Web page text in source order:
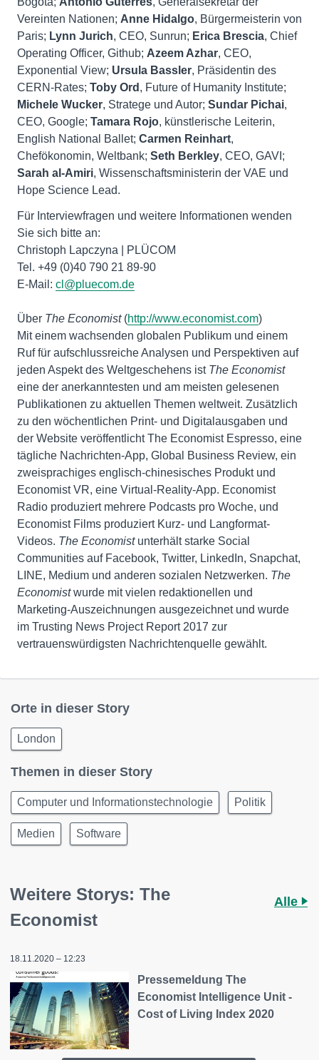
Vereinten Nationen; Anne Hidalgo, Bürgermeisterin von
Paris; Lynn Jurich, CEO, Sunrun; Erica Brescia, Chief
Operating Officer, Github; Azeem Azhar, CEO,
Exponential View; Ursula Bassler, Präsidentin des
CERN-Rates; Toby Ord , Future of Humanity Institute;
Michele Wucker, Stratege und Autor; Sundar Pichai,
CEO, Google; Tamara Rojo, künstlerische Leiterin,
English National Ballet; Carmen Reinhart,
Chefökonomin, Weltbank; Seth Berkley, CEO, GAVI;
Sarah al-Amiri, Wissenschaftsministerin der VAE und
Hope Science Lead.
Für Interviewfragen und weitere Informationen wenden
Sie sich bitte an:
Christoph Lapczyna | PLÜCOM
Tel. +49 (0)40 790 21 89-90
E-Mail: cl@pluecom.de
Über The Economist(http://www.economist.com)
Mit einem wachsenden globalen Publikum und einem
Ruf für aufschlussreiche Analysen und Perspektiven auf
jeden Aspekt des Weltgeschehens ist The Economist
eine der anerkanntesten und am meisten gelesenen
Publikationen zu aktuellen Themen weltweit. Zusätzlich
zu den wöchentlichen Print- und Digitalausgaben und
der Website veröffentlicht The Economist Espresso, eine
tägliche Nachrichten-App, Global Business Review, ein
zweisprachiges englisch-chinesisches Produkt und
Economist VR, eine Virtual-Reality-App. Economist
Radio produziert mehrere Podcasts pro Woche, und
Economist Films produziert Kurz- und Langformat-
Videos. The Economist unterhält starke Social
Communities auf Facebook, Twitter, LinkedIn, Snapchat,
LINE, Medium und anderen sozialen Netzwerken. The
Economistwurde mit vielen redaktionellen und
Marketing-Auszeichnungen ausgezeichnet und wurde
im Trusting News Project Report 2017 zur
vertrauenswürdigsten Nachrichtenquelle gewählt.
Orte in dieser Story
London
Themen in dieser Story
Computer und Informationstechnologie Politik
Medien Software
Weitere Storys: The
Economist
Alle
18.11.2020 – 12:23
Pressemeldung The
Economist Intelligence Unit -
Cost of Living Index 2020